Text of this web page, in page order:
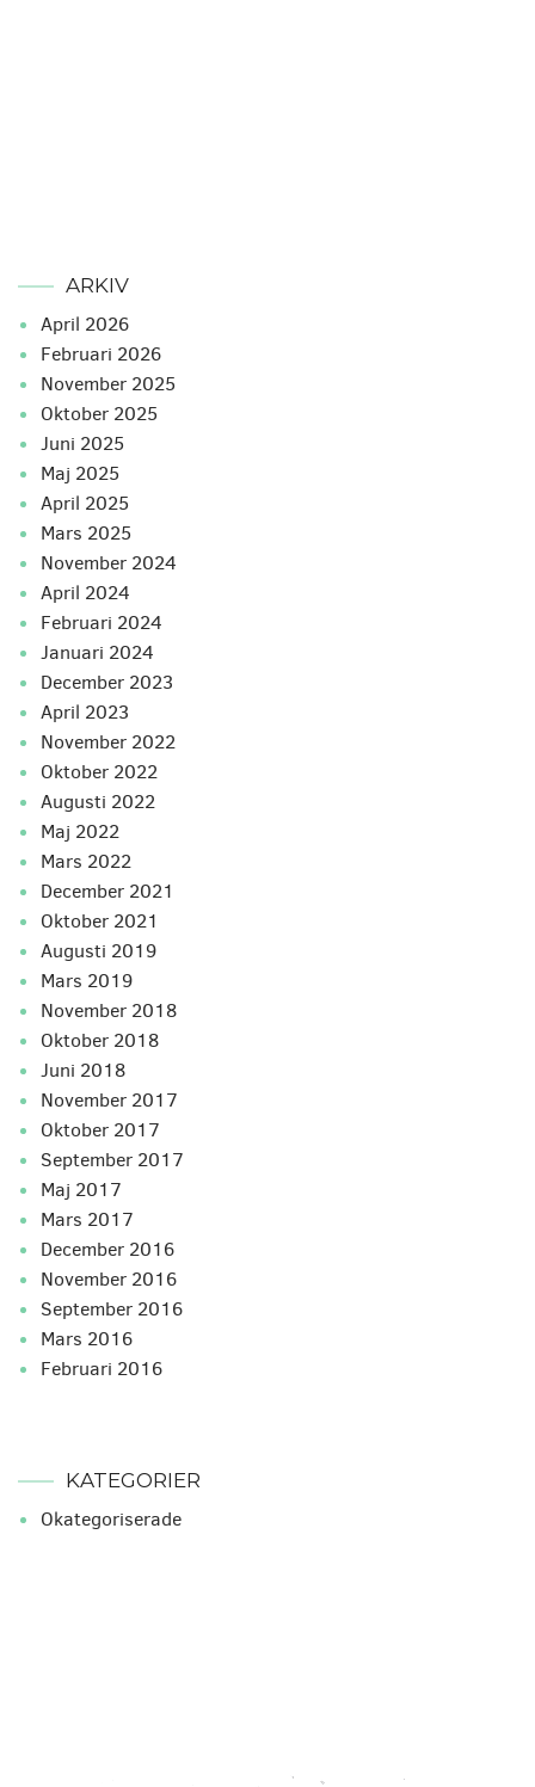
ARKIV
april 2026
februari 2026
november 2025
oktober 2025
juni 2025
maj 2025
april 2025
mars 2025
november 2024
april 2024
februari 2024
januari 2024
december 2023
april 2023
november 2022
oktober 2022
augusti 2022
maj 2022
mars 2022
december 2021
oktober 2021
augusti 2019
mars 2019
november 2018
oktober 2018
juni 2018
november 2017
oktober 2017
september 2017
maj 2017
mars 2017
december 2016
november 2016
september 2016
mars 2016
februari 2016
KATEGORIER
Okategoriserade